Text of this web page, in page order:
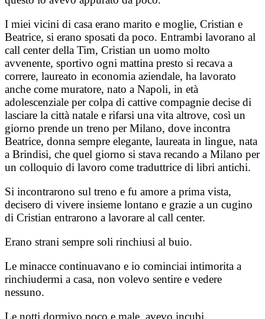
I miei vicini di casa erano marito e moglie, Cristian e
Beatrice, si erano sposati da poco. Entrambi lavorano al
call center della Tim, Cristian un uomo molto
avvenente, sportivo ogni mattina presto si recava a
correre, laureato in economia aziendale, ha lavorato
anche come muratore, nato a Napoli, in età
adolescenziale per colpa di cattive compagnie decise di
lasciare la città natale e rifarsi una vita altrove, così un
giorno prende un treno per Milano, dove incontra
Beatrice, donna sempre elegante, laureata in lingue, nata
a Brindisi, che quel giorno si stava recando a Milano per
un colloquio di lavoro come traduttrice di libri antichi.
Si incontrarono sul treno e fu amore a prima vista,
decisero di vivere insieme lontano e grazie a un cugino
di Cristian entrarono a lavorare al call center.
Erano strani sempre soli rinchiusi al buio.
Le minacce continuavano e io cominciai intimorita a
rinchiudermi a casa, non volevo sentire e vedere
nessuno.
Le notti dormivo poco e male, avevo incubi.